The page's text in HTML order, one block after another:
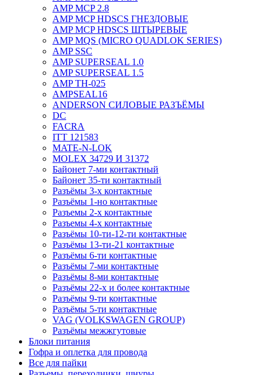
AMP MCP 2.8
AMP MCP HDSCS ГНЕЗДОВЫЕ
AMP MCP HDSCS ШТЫРЕВЫЕ
AMP MQS (MICRO QUADLOK SERIES)
AMP SSC
AMP SUPERSEAL 1.0
AMP SUPERSEAL 1.5
AMP ТН-025
AMPSEAL16
ANDERSON СИЛОВЫЕ РАЗЪЁМЫ
DC
FACRA
ITT 121583
MATE-N-LOK
MOLEX 34729 И 31372
Байонет 7-ми контактный
Байонет 35-ти контактный
Разъёмы 3-х контактные
Разъёмы 1-но контактные
Разъемы 2-х контактные
Разъемы 4-х контактные
Разъёмы 10-ти-12-ти контактные
Разъёмы 13-ти-21 контактные
Разъёмы 6-ти контактные
Разъёмы 7-ми контактные
Разъёмы 8-ми контактные
Разъёмы 22-х и более контактные
Разъёмы 9-ти контактные
Разъёмы 5-ти контактные
VAG (VOLKSWAGEN GROUP)
Разъёмы межжгутовые
Блоки питания
Гофра и оплетка для провода
Все для пайки